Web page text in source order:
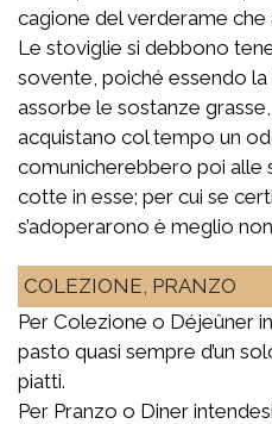
cagione del verderame che
Le stoviglie si debbono
sovente, poiché essendo
assorbe le sostanze
acquistano col tempo un
comunicherebbero poi alle
cotte in esse; per cui se
s’adoperarono è meglio
COLEZIONE, PRANZO
Per Colezione o Déjeûner
pasto quasi sempre d’un
piatti.
Per Pranzo o Diner